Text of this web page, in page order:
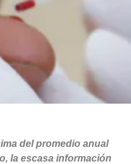
del promedio anual
la escasa información